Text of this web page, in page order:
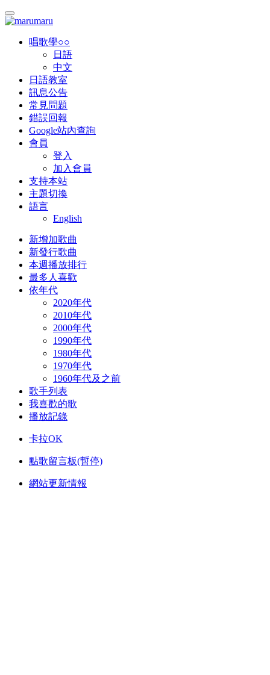
唱歌學○○
日語
中文
日語教室
訊息公告
常見問題
錯誤回報
Google站內查詢
會員
登入
加入會員
支持本站
主題切換
語言
English
新增加歌曲
新發行歌曲
本週播放排行
最多人喜歡
依年代
2020年代
2010年代
2000年代
1990年代
1980年代
1970年代
1960年代及之前
歌手列表
我喜歡的歌
播放記錄
卡拉OK
點歌留言板(暫停)
網站更新情報